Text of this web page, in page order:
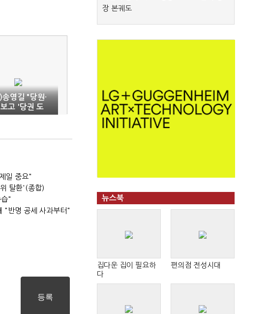
영길 "당원·
고 '당권 도
이재명정부
일 중요"
탈환'(종합)
"
"반명 공세 사과부터"
장 본궤도
뉴스북
집다운 집이 필요하
다
편의점 전성시대